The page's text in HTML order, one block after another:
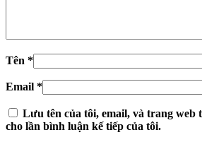
Tên *
Email *
Lưu tên của tôi, email, và trang web
cho lần bình luận kế tiếp của tôi.